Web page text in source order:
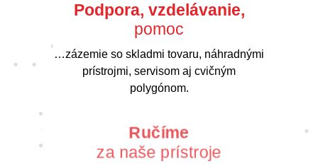
Podpora, vzdelávanie,
pomoc
…zázemie so skladmi tovaru, náhradnými
prístrojmi, servisom aj cvičným
polygónom.
Ručíme
za naše prístroje